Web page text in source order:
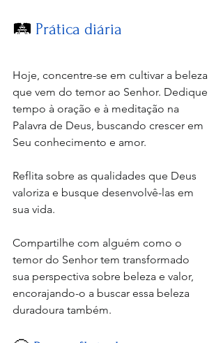
🛤️ Prática diária
Hoje, concentre-se em cultivar a beleza
que vem do temor ao Senhor. Dedique
tempo à oração e à meditação na
Palavra de Deus, buscando crescer em
Seu conhecimento e amor.
Reflita sobre as qualidades que Deus
valoriza e busque desenvolvê-las em
sua vida.
Compartilhe com alguém como o
temor do Senhor tem transformado
sua perspectiva sobre beleza e valor,
encorajando-o a buscar essa beleza
duradoura também.